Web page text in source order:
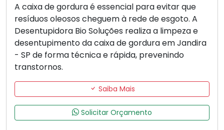
A caixa de gordura é essencial para evitar que
resíduos oleosos cheguem à rede de esgoto. A
Desentupidora Bio Soluções realiza a limpeza e
desentupimento da caixa de gordura em Jandira
- SP de forma técnica e rápida, prevenindo
transtornos.
Saiba Mais
Solicitar Orçamento